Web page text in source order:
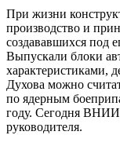
При жизни
производство и
создававшихся под
Выпускали блоки
характеристиками,
Духова можно
по ядерным
году. Сегодня
руководителя.